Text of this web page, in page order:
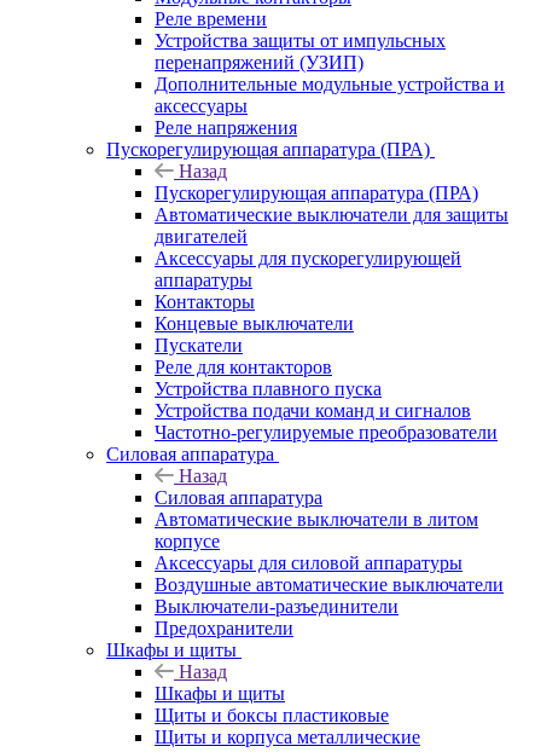
Реле времени
Устройства защиты от импульсных
перенапряжений (УЗИП)
Дополнительные модульные устройства и
аксессуары
Реле напряжения
Пускорегулирующая аппаратура (ПРА)
Назад
Пускорегулирующая аппаратура (ПРА)
Автоматические выключатели для защиты
двигателей
Аксессуары для пускорегулирующей
аппаратуры
Контакторы
Концевые выключатели
Пускатели
Реле для контакторов
Устройства плавного пуска
Устройства подачи команд и сигналов
Частотно-регулируемые преобразователи
Силовая аппаратура
Назад
Силовая аппаратура
Автоматические выключатели в литом
корпусе
Аксессуары для силовой аппаратуры
Воздушные автоматические выключатели
Выключатели-разъединители
Предохранители
Шкафы и щиты
Назад
Шкафы и щиты
Щиты и боксы пластиковые
Щиты и корпуса металлические